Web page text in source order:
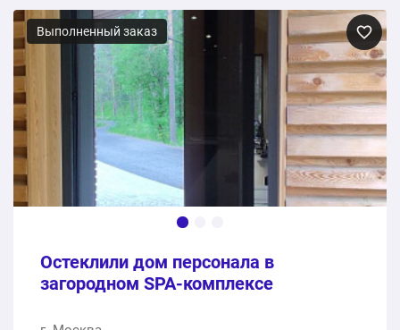
Оконные конструкции на базе профиля Rehau Grazio,
двухкамерный энергосберегающий стеклопакет с
функцией тонировки и отражения
Установка под ключ, доставка, вывоз строительного
Выполненный заказ
Остеклили дом персонала в
загородном SPA-комплексе